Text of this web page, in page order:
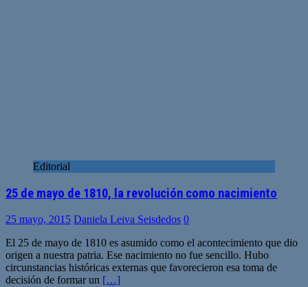
Editorial
25 de mayo de 1810, la revolución como nacimiento
25 mayo, 2015 Daniela Leiva Seisdedos 0
El 25 de mayo de 1810 es asumido como el acontecimiento que dio
origen a nuestra patria. Ese nacimiento no fue sencillo. Hubo
circunstancias históricas externas que favorecieron esa toma de
decisión de formar un […]